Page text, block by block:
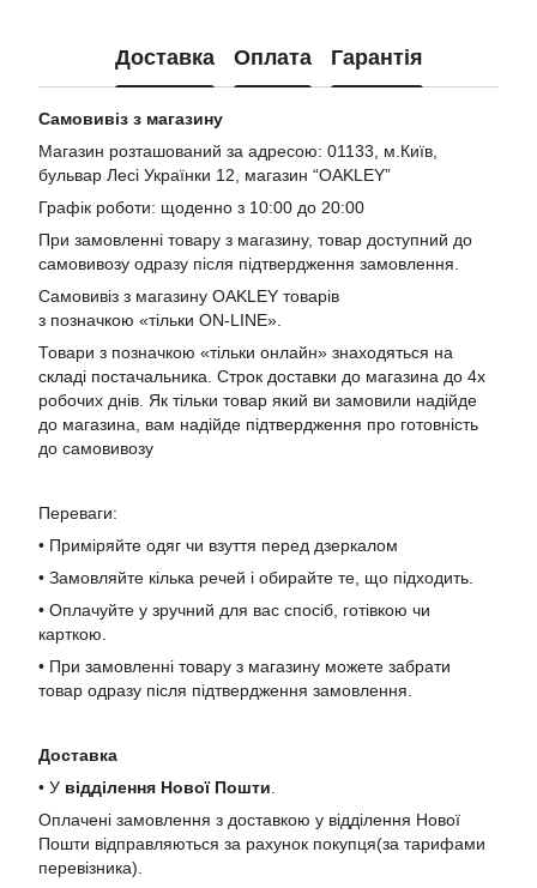
Доставка Оплата Гарантія
Самовивіз з магазину
Магазин розташований за адресою: 01133, м.Київ,
бульвар Лесі Українки 12, магазин “OAKLEY”
Графік роботи: щоденно з 10:00 до 20:00
При замовленні товару з магазину, товар доступний до
самовивозу одразу після підтвердження замовлення.
Самовивіз з магазину OAKLEY товарів
з позначкою «тільки ON-LINE».
Товари з позначкою «тільки онлайн» знаходяться на
складі постачальника. Строк доставки до магазина до 4х
робочих днів. Як тільки товар який ви замовили надійде
до магазина, вам надійде підтвердження про готовність
до самовивозу
Переваги:
• Приміряйте одяг чи взуття перед дзеркалом
• Замовляйте кілька речей і обирайте те, що підходить.
• Оплачуйте у зручний для вас спосіб, готівкою чи
карткою.
• При замовленні товару з магазину можете забрати
товар одразу після підтвердження замовлення.
Доставка
• У відділення Нової Пошти
Оплачені замовлення з доставкою у відділення Нової
Пошти відправляються за рахунок покупця(за тарифами
перевізника).